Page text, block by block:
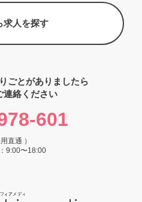
求人を探す
ごとがありましたら
連絡ください
601
用直通 ）
9:00〜18:00